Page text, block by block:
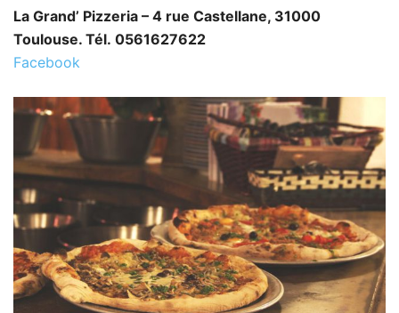
La Grand’ Pizzeria – 4 rue Castellane, 31000
Toulouse. Tél. 0561627622
Facebook